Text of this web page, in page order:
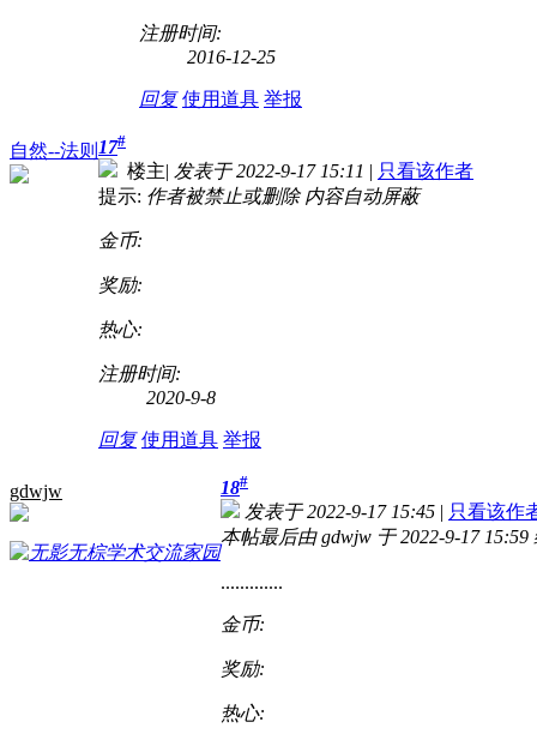
注册时间:
2016-12-25
回复 使用道具 举报
自然--法则 17#
楼主| 发表于 2022-9-17 15:11 | 只看该作者
提示: 作者被禁止或删除 内容自动屏蔽
金币:
奖励:
热心:
注册时间:
2020-9-8
回复 使用道具 举报
gdwjw 18#
发表于 2022-9-17 15:45 | 只看该作
本帖最后由 gdwjw 于 2022-9-17 15:59
.............
金币:
奖励:
热心: